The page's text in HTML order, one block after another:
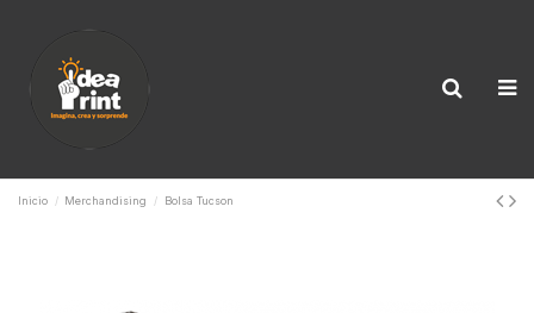
Inicio Merchandising Bolsa Tucson